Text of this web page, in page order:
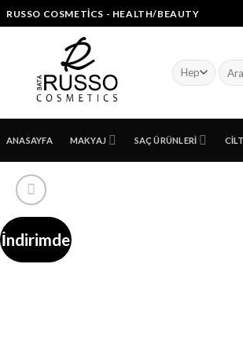
RUSSO COSMETICS - HEALTH/BEAUTY
Ara:
ANASAYFA MAKYAJ SAÇ ÜRÜNLERI
İndirimde